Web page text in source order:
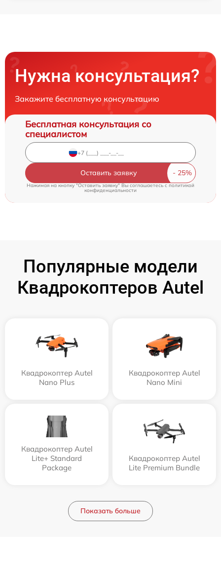
Нужна консультация?
Закажите бесплатную консультацию
Бесплатная консультация со
специалистом
Оставить заявку
Нажимая на кнопку "Оставить заявку" Вы соглашаетесь c политикой
конфиденциальности
Популярные модели
Квадрокоптеров Autel
Квадрокоптер Autel
Nano Plus
Квадрокоптер Autel
Nano Mini
Квадрокоптер Autel
Lite+ Standard
Package
Квадрокоптер Autel
Lite Premium Bundle
Показать больше